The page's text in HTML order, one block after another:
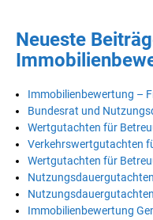
Neueste
Immobilienbewertung –
Bundesrat und
Wertgutachten für
Verkehrswertgutachten
Wertgutachten für
Immobilienbewertung